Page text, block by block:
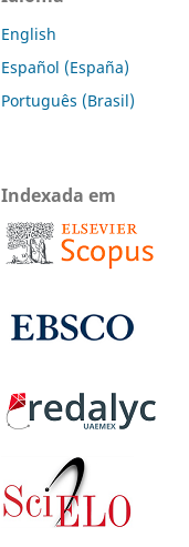
English
Español (España)
Português (Brasil)
Indexada em